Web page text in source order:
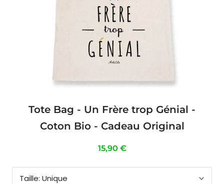
Tote Bag - Un Frère trop Génial -
Coton Bio - Cadeau Original
15,90 €
Taille: Unique